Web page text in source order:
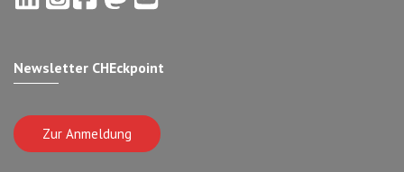
Newsletter CHEckpoint
Zur Anmeldung